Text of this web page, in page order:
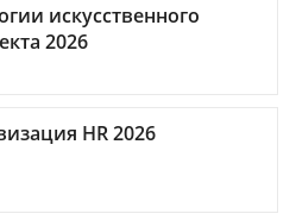
искусственного
2026
HR 2026